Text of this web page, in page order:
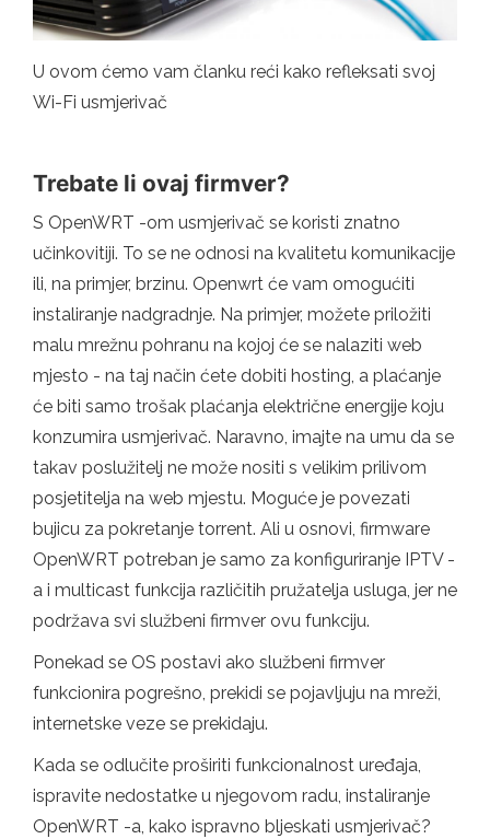
U ovom ćemo vam članku reći kako refleksati svoj
Wi-Fi usmjerivač
Trebate li ovaj firmver?
S OpenWRT -om usmjerivač se koristi znatno
učinkovitiji. To se ne odnosi na kvalitetu komunikacije
ili, na primjer, brzinu. Openwrt će vam omogućiti
instaliranje nadgradnje. Na primjer, možete priložiti
malu mrežnu pohranu na kojoj će se nalaziti web
mjesto - na taj način ćete dobiti hosting, a plaćanje
će biti samo trošak plaćanja električne energije koju
konzumira usmjerivač. Naravno, imajte na umu da se
takav poslužitelj ne može nositi s velikim prilivom
posjetitelja na web mjestu. Moguće je povezati
bujicu za pokretanje torrent. Ali u osnovi, firmware
OpenWRT potreban je samo za konfiguriranje IPTV -
a i multicast funkcija različitih pružatelja usluga, jer ne
podržava svi službeni firmver ovu funkciju.
Ponekad se OS postavi ako službeni firmver
funkcionira pogrešno, prekidi se pojavljuju na mreži,
internetske veze se prekidaju.
Kada se odlučite proširiti funkcionalnost uređaja,
ispravite nedostatke u njegovom radu, instaliranje
OpenWRT -a, kako ispravno bljeskati usmjerivač?